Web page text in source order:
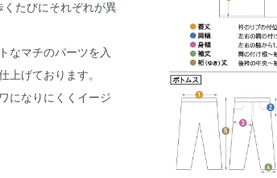
たびにそれぞれが異
なマチのパーツを入
上げております。
になりにくくイージ